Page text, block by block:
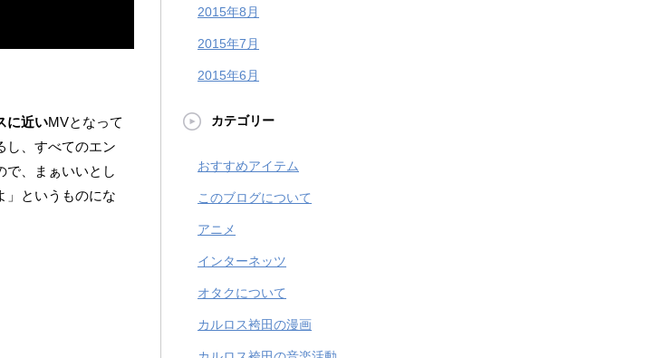
に近いMVとなって
し、すべてのエン
で、まぁいいとし
」というものにな
2015年8月
2015年7月
2015年6月
カテゴリー
おすすめアイテム
このブログについて
アニメ
インターネッツ
オタクについて
カルロス袴田の漫画